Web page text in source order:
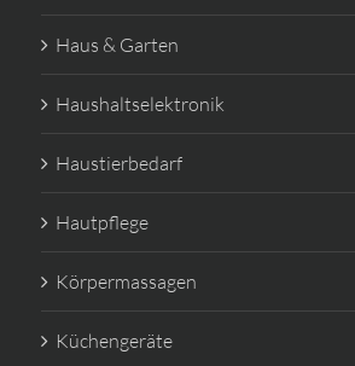
Haus & Garten
Haushaltselektronik
Haustierbedarf
Hautpflege
Körpermassagen
Küchengeräte